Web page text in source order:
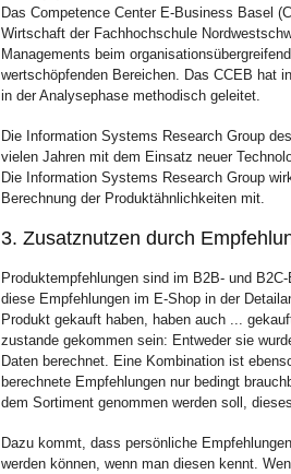
Das Competence Center E-Business Basel
Wirtschaft der Fachhochschule
Managements beim
wertschöpfenden Bereichen. Das CCEB hat
in der Analysephase methodisch geleitet.
Die Information Systems Research Group
vielen Jahren mit dem Einsatz neuer
Die Information Systems Research Group
Berechnung der Produktähnlichkeiten mit.
3. Zusatznutzen durch
Produktempfehlungen sind im B2B- und
diese Empfehlungen im E-Shop in der
Produkt gekauft haben, haben auch ...
zustande gekommen sein: Entweder sie
Daten berechnet. Eine Kombination ist
berechnete Empfehlungen nur bedingt
dem Sortiment genommen werden soll,
Dazu kommt, dass persönliche
werden können, wenn man diesen kennt.